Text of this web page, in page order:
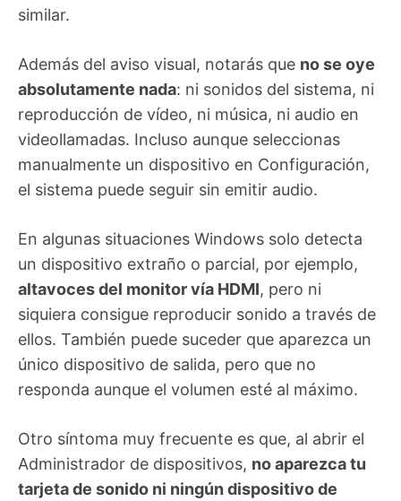
similar.
Además del aviso visual, notarás que no se oye
absolutamente nada: ni sonidos del sistema, ni
reproducción de vídeo, ni música, ni audio en
videollamadas. Incluso aunque seleccionas
manualmente un dispositivo en Configuración,
el sistema puede seguir sin emitir audio.
En algunas situaciones Windows solo detecta
un dispositivo extraño o parcial, por ejemplo,
altavoces del monitor vía HDMI, pero ni
siquiera consigue reproducir sonido a través de
ellos. También puede suceder que aparezca un
único dispositivo de salida, pero que no
responda aunque el volumen esté al máximo.
Otro síntoma muy frecuente es que, al abrir el
Administrador de dispositivos, no aparezca tu
tarjeta de sonido ni ningún dispositivo de